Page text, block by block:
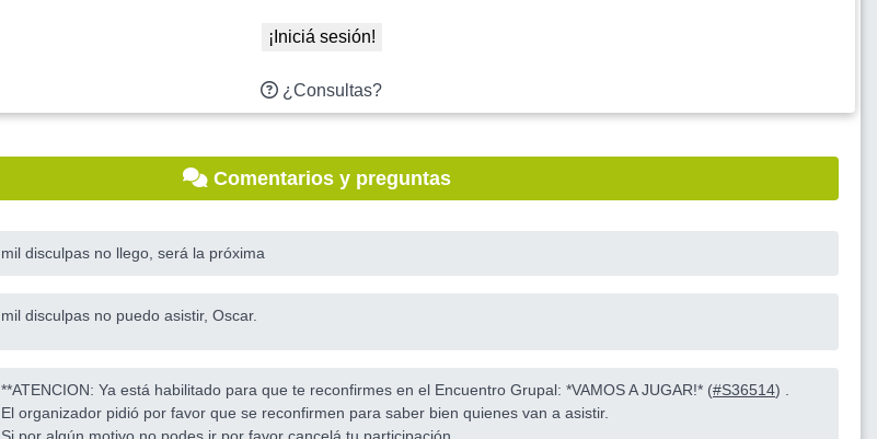
¡Iniciá sesión!
¿Consultas?
Comentarios y preguntas
mil disculpas no llego, será la próxima
mil disculpas no puedo asistir, Oscar.
**ATENCION: Ya está habilitado para que te reconfirmes en el Encuentro Grupal: *VAMOS A JUGAR!* (#S36514) .
El organizador pidió por favor que se reconfirmen para saber bien quienes van a asistir.